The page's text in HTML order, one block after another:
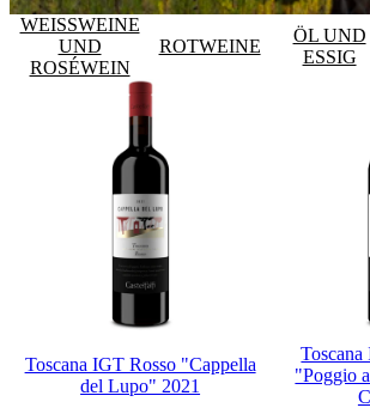
WEISSWEINE
UND
ROSÉWEIN
ROTWEINE
ÖL UND
ESSIG
Toscana IGT Rosso "Cappella
del Lupo" 2021
"Poggio